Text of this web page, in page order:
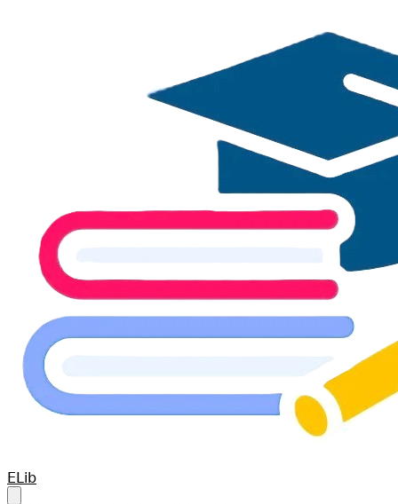
Your Company
ELib